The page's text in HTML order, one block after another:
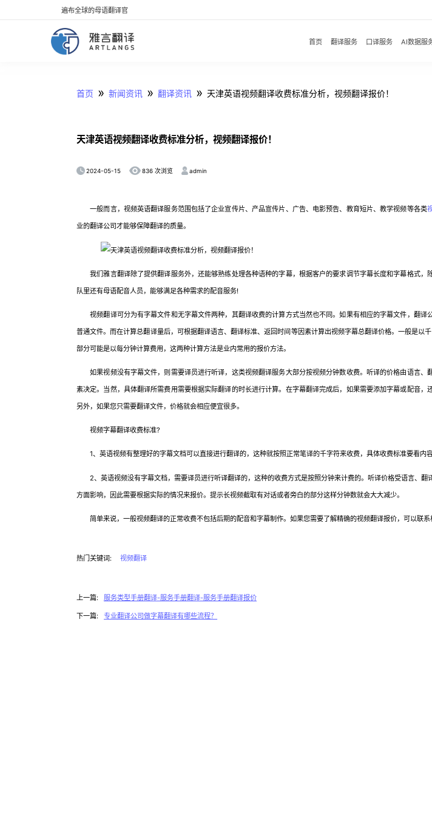
遍布全球的母语翻译官
首页 翻译服务 口译服务 AI数据服
首页 » 新闻资讯 » 翻译资讯 » 天津英语视频翻译收费标准分析，视频翻译报价！
天津英语视频翻译收费标准分析，视频翻译报价！
2024-05-15 836 次浏览 admin
一般而言，视频英语翻译服务范围包括了企业宣传片、产品宣传片、广告、电影预告、教育短片、教学视频等各类
业的翻译公司才能够保障翻译的质量。
我们雅言翻译除了提供翻译服务外，还能够熟练处理各种语种的字幕，根据客户的要求调节字幕长度和字幕格式，
队里还有母语配音人员，能够满足各种需求的配音服务!
视频翻译可分为有字幕文件和无字幕文件两种，其翻译收费的计算方式当然也不同。如果有相应的字幕文件，翻译
普通文件。而在计算总翻译量后，可根据翻译语言、翻译标准、返回时间等因素计算出视频字幕总翻译价格。一般是以千
部分可能是以每分钟计算费用，这两种计算方法是业内常用的报价方法。
如果视频没有字幕文件，则需要译员进行听译，这类视频翻译服务大部分按视频分钟数收费。听译的价格由语言、
素决定。当然，具体翻译所需费用需要根据实际翻译的时长进行计算。在字幕翻译完成后，如果需要添加字幕或配音，
另外，如果您只需要翻译文件，价格就会相应便宜很多。
视频字幕翻译收费标准?
1、英语视频有整理好的字幕文档可以直接进行翻译的，这种就按照正常笔译的千字符来收费，具体收费标准要看内
2、英语视频没有字幕文档，需要译员进行听译翻译的，这种的收费方式是按照分钟来计费的。听译价格受语言、翻
方面影响，因此需要根据实际的情况来报价。提示长视频截取有对话或者旁白的部分这样分钟数就会大大减少。
简单来说，一般视频翻译的正常收费不包括后期的配音和字幕制作。如果您需要了解精确的视频翻译报价，可以联系
热门关键词: 视频翻译
上一篇: 服务类型手册翻译-服务手册翻译-服务手册翻译报价
下一篇: 专业翻译公司做字幕翻译有哪些流程？